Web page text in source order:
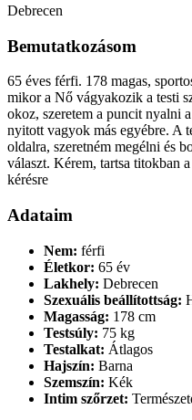
Debrecen
Bemutatkozásom
65 éves férfi. 178 magas,
mikor a Nő vágyakozik a testi
okoz, szeretem a puncit nyalni
nyitott vagyok más egyébre. A
oldalra, szeretném megélni és
választ. Kérem, tartsa titokban
kérésre
Adataim
Nem: férfi
Életkor: 65 év
Lakhely: Debrecen
Szexuális beállítottság:
Magasság: 178 cm
Testsúly: 75 kg
Testalkat: Átlagos
Hajszín: Barna
Szemszín: Kék
Intim szőrzet: